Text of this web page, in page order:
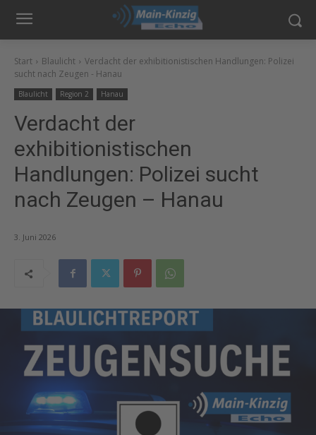
Start Blaulicht
Verdacht der exhibitionistischen Handlungen: Polizei
sucht nach Zeugen - Hanau
Blaulicht Region 2 Hanau
Verdacht der
exhibitionistischen
Handlungen: Polizei sucht
nach Zeugen – Hanau
3. Juni 2026